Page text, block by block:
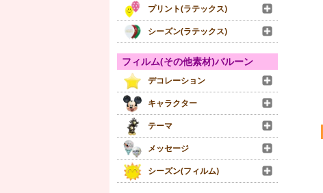
プリント(ラテックス)
シーズン(ラテックス)
フィルム(その他素材)バルーン
デコレーション
キャラクター
テーマ
メッセージ
シーズン(フィルム)